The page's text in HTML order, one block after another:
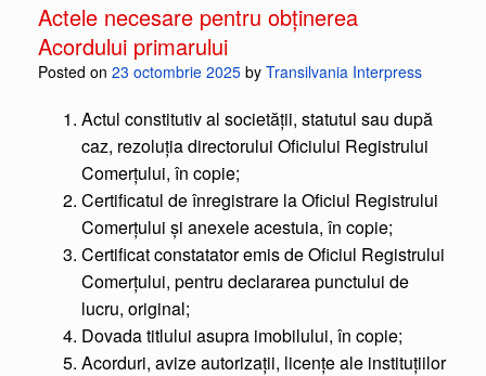
Actele necesare pentru obținerea
Acordului primarului
Posted on 23 octombrie 2025 by Transilvania Interpress
Actul constitutiv al societăţii, statutul sau după
caz, rezoluţia directorului Oficiului Registrului
Comerţului, în copie;
Certificatul de înregistrare la Oficiul Registrului
Comerţului şi anexele acestuia, în copie;
Certificat constatator emis de Oficiul Registrului
Comerţului, pentru declararea punctului de
lucru, original;
Dovada titlului asupra imobilului, în copie;
Acorduri, avize autorizaţii, licenţe ale instituţiilor